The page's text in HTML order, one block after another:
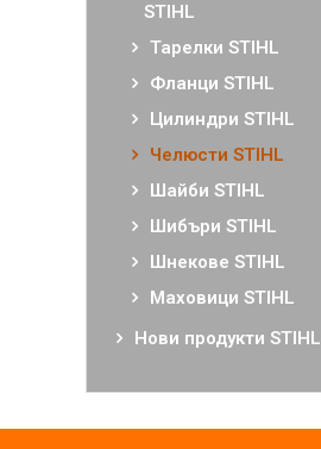
STIHL
Тарелки STIHL
Фланци STIHL
Цилиндри STIHL
Челюсти STIHL
Шайби STIHL
Шибъри STIHL
Шнекове STIHL
Маховици STIHL
Нови продукти STIHL